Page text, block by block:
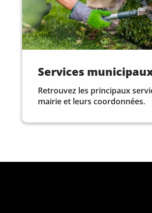
Services
Retrouvez les principaux
mairie et leurs coordonnées.